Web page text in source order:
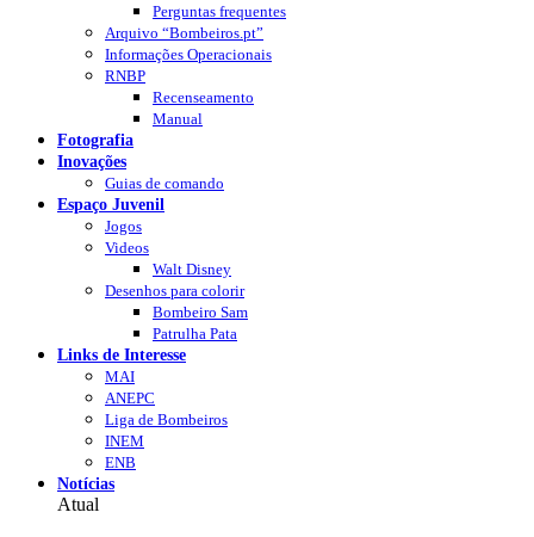
Perguntas frequentes
Arquivo “Bombeiros.pt”
Informações Operacionais
RNBP
Recenseamento
Manual
Fotografia
Inovações
Guias de comando
Espaço Juvenil
Jogos
Videos
Walt Disney
Desenhos para colorir
Bombeiro Sam
Patrulha Pata
Links de Interesse
MAI
ANEPC
Liga de Bombeiros
INEM
ENB
Notícias
Atual